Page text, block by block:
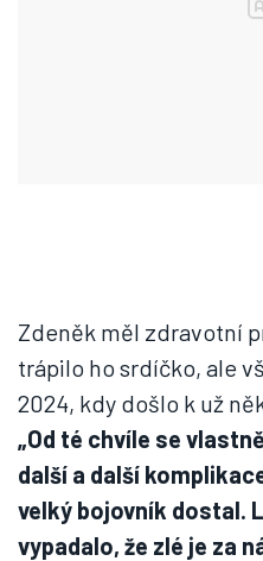
Zdeněk měl zdravotní
trápilo ho srdíčko, ale
2024, kdy došlo k už
„Od té chvíle se
další a další
velký bojovník dostal.
vypadalo, že zlé je za